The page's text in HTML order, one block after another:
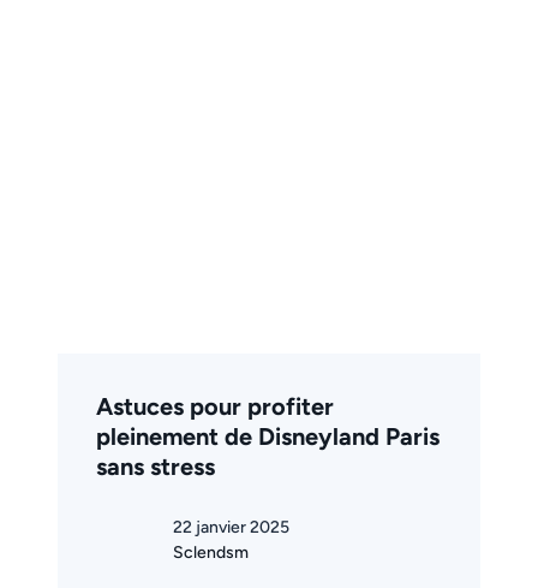
Astuces pour profiter
pleinement de Disneyland Paris
sans stress
22 janvier 2025
Sclendsm